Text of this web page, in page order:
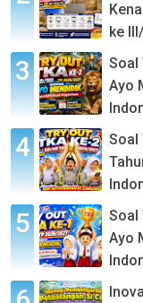
ke
Soal
Ayo
Soal
Soal
Ayo